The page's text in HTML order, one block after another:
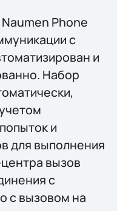
Phone
с
и
Набор
и
для выполнения
вызов
с
с вызовом на